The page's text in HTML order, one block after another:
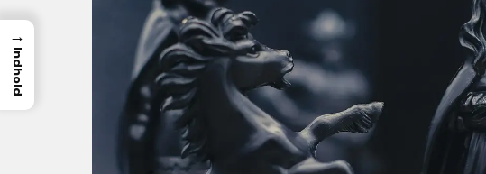
→
Indhold